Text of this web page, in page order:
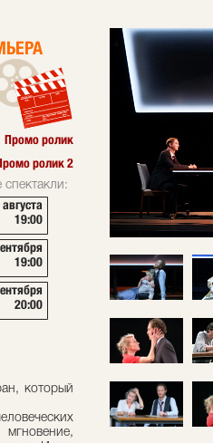
Промо ролик
ролик 2
19:00
19:00
20:00
который